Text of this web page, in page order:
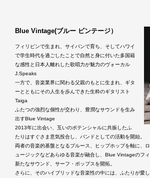
Blue Vintage(ブルー ビンテージ）
フィリピンで生まれ、サイパンで育ち、そしてハワイ
で学生時代を過ごしたことで自然と身に付いた多国籍
な感性と日本人離れした歌唱力が魅力のヴォーカル
J.Speaks
一方で、音楽業界に関わる父親のもとに生まれ、ギタ
ーとともにその人生を歩んできた生粋のギタリスト
Taiga
ふたつの強烈な個性が交わり、豊潤なサウンドを生み
出すBlue Vintage
2013年に出会い、互いのポテンシャルに共振したふ
たりはすぐさま意気投合し、バンドとしての活動を開始。
両者の音楽的基盤となるブルース、ヒップホップを軸に、
ュージックなどあらゆる音楽が融合し、Blue Vintageのフ
新たなサウンド、サーフ・ポップスを開拓。
さらに、そのハイブリッドな音楽性の中には、ふたりが愛